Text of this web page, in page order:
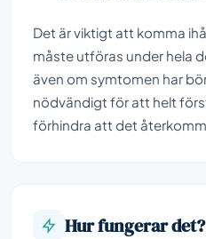
Det är viktigt att komma
måste utföras under hela
även om symtomen har
nödvändigt för att helt
förhindra att det
Hur fungerar det?